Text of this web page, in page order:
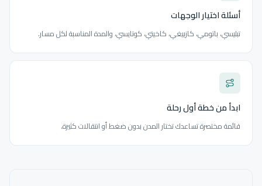
أسئلة اختيار الوجهات
تبليسي، باتومي، كازبيغي، كاخيتي، كوتايسي، والمدة المناسبة لكل مسار.
ابدأ من خطة أول رحلة
قائمة مختصرة تساعدك تختار المدن بدون ضغط أو انتقالات كثيرة.